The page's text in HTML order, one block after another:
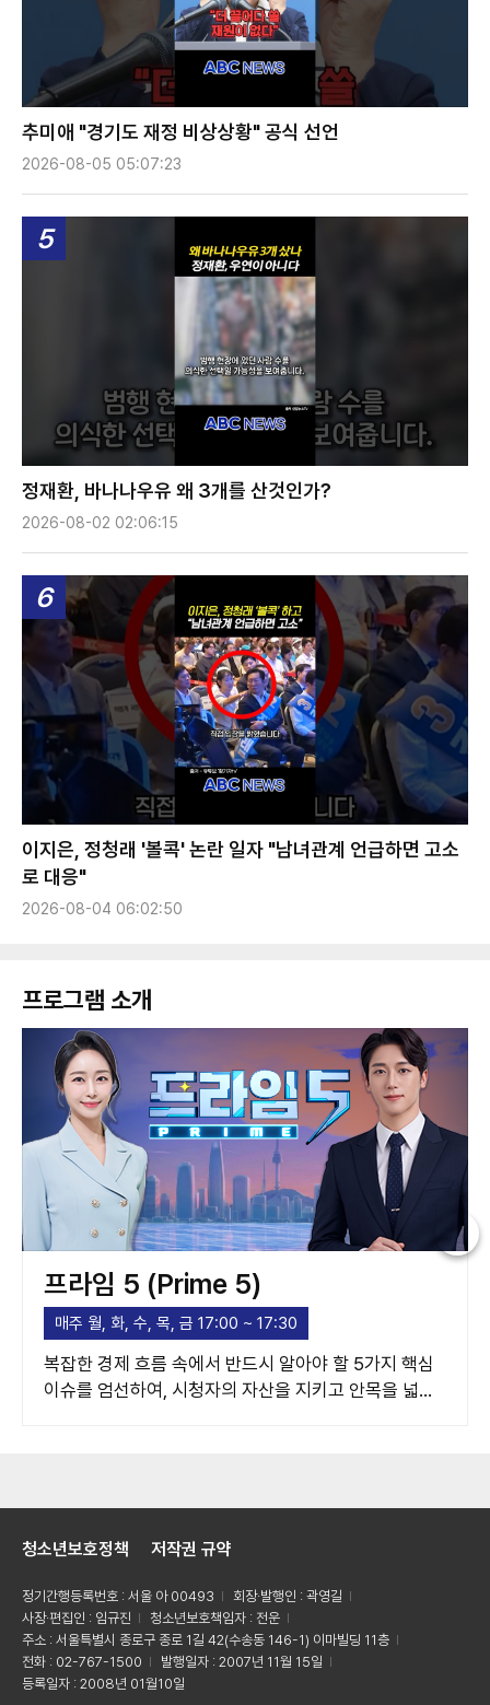
추미애 "경기도 재정 비상상황" 공식 선언
2026-08-05 05:07:23
5
정재환, 바나나우유 왜 3개를 산것인가?
2026-08-02 02:06:15
6
이지은, 정청래 '볼콕' 논란 일자 "남녀관계 언급하면 고소
로 대응"
2026-08-04 06:02:50
프로그램 소개
프라임 5 (Prime 5)
매주 월, 화, 수, 목, 금 17:00 ~ 17:30
복잡한 경제 흐름 속에서 반드시 알아야 할 5가지 핵심
이슈를 엄선하여, 시청자의 자산을 지키고 안목을 넓혀
청소년보호정책 저작권 규약
정기간행등록번호 : 서울 아 00493
회장·발행인 : 곽영길
사장·편집인 : 임규진
청소년보호책임자 : 전운
주소 : 서울특별시 종로구 종로 1길 42(수송동 146-1) 이마빌딩 11층
전화 : 02-767-1500
발행일자 : 2007년 11월 15일
등록일자 : 2008년 01월10일